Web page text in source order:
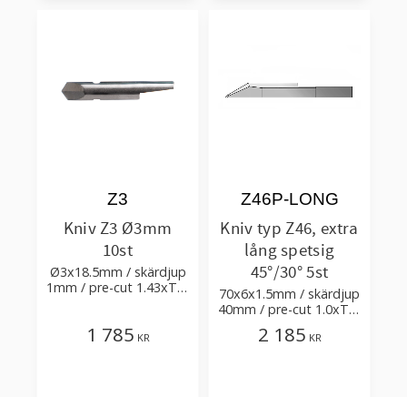
Kniv Z3 Ø3mm
10st
Ø3x18.5mm / skärdjup
1mm / pre-cut 1.43xTm
Z3
1 785 KR
Kniv typ Z46, extra
lång spetsig
45°/30° 5st
70x6x1.5mm / skärdjup
40mm / pre-cut 1.0xTm
/ skärvinkel 45° 30°
Z46P-LONG
2 185 KR